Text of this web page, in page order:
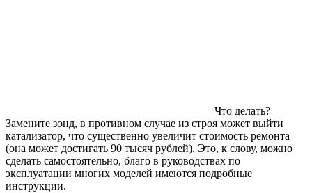
Что делать?
Замените зонд, в противном случае из строя может выйти
катализатор, что существенно увеличит стоимость ремонта
(она может достигать 90 тысяч рублей). Это, к слову, можно
сделать самостоятельно, благо в руководствах по
эксплуатации многих моделей имеются подробные
инструкции.